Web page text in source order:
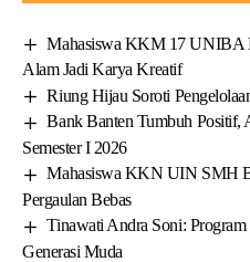
Mahasiswa KKM 17 UNIBA
Alam Jadi Karya Kreatif
Riung Hijau Soroti
Bank Banten Tumbuh Positif,
Semester I 2026
Mahasiswa KKN UIN SMH
Pergaulan Bebas
Tinawati Andra Soni:
Generasi Muda